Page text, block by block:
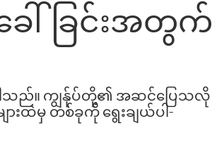
ခေါ်ခြင်းအတွက်
ပါသည်။ ကျွန်ုပ်တို့၏ အဆင်ပြေသလို
ားထဲမှ တစ်ခုကို ရွေးချယ်ပါ-